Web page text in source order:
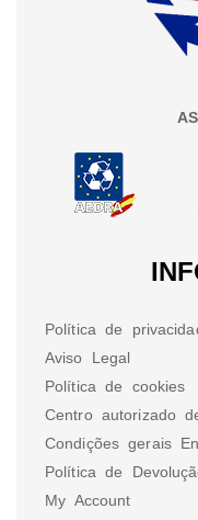
Política de
Aviso Legal
Política de cookies
Centro autorizado
Condições gerais
Política de
My Account